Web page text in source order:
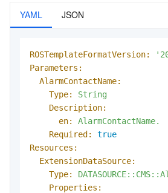
YAML JSON
ROSTemplateFormatVersion:
Parameters:
AlarmContactName:
Type:
String
Description:
en:
AlarmContactName.
Required:
true
Resources:
ExtensionDataSource:
Type:
Properties: